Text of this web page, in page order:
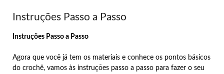
Instruções Passo a Passo
Instruções Passo a Passo
Agora que você já tem os materiais e conhece os pontos básicos
do crochê, vamos às instruções passo a passo para fazer o seu